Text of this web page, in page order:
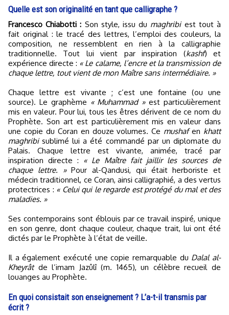
Quelle est son originalité en tant que calligraphe ?
Francesco Chiabotti : Son style, issu du maghribiest tout à
fait original : le tracé des lettres, l’emploi des couleurs, la
composition, ne ressemblent en rien à la calligraphie
traditionnelle. Tout lui vient par inspiration (kashf) et
expérience directe : « Le calame, l’encre et la transmission de
chaque lettre, tout vient de mon Maître sans intermédiaire. »
Chaque lettre est vivante ; c’est une fontaine (ou une
source). Le graphème « Muhammad »est particulièrement
mis en valeur. Pour lui, tous les êtres dérivent de ce nom du
Prophète. Son art est particulièrement mis en valeur dans
une copie du Coran en douze volumes. Ce mushafen khatt
maghribisublimé lui a été commandé par un diplomate du
Palais. Chaque lettre est vivante, animée, tracé par
inspiration directe : « Le Maître fait jaillir les sources de
chaque lettre. »Pour al-Qandusi, qui était herboriste et
médecin traditionnel, ce Coran, ainsi calligraphié, a des vertus
protectrices : « Celui qui le regarde est protégé du mal et des
maladies. »
Ses contemporains sont éblouis par ce travail inspiré, unique
en son genre, dont chaque couleur, chaque trait, lui ont été
dictés par le Prophète à l’état de veille.
Il a également exécuté une copie remarquable du Dalal al-
Kheyrâtde l’imam Jazûlî (m. 1465), un célèbre recueil de
louanges au Prophète.
En quoi consistait son enseignement ? L’a-t-il transmis par
écrit ?